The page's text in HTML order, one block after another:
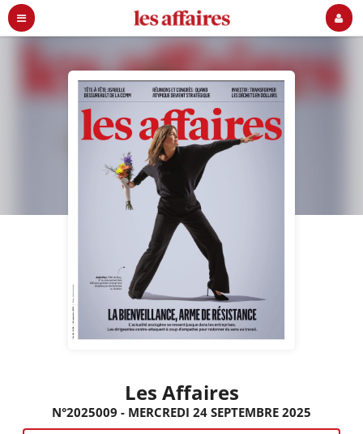
Les Affaires
N°2025009 - MERCREDI 24 SEPTEMBRE 2025